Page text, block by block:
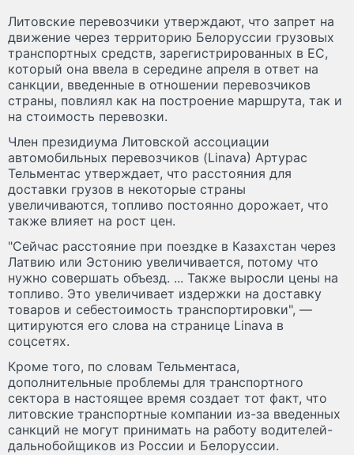
Литовские перевозчики утверждают, что запрет на
движение через территорию Белоруссии грузовых
транспортных средств, зарегистрированных в ЕС,
который она ввела в середине апреля в ответ на
санкции, введенные в отношении перевозчиков
страны, повлиял как на построение маршрута, так и
на стоимость перевозки.
Член президиума Литовской ассоциации
автомобильных перевозчиков (Linava) Артурас
Тельментас утверждает, что расстояния для
доставки грузов в некоторые страны
увеличиваются, топливо постоянно дорожает, что
также влияет на рост цен.
"Сейчас расстояние при поездке в Казахстан через
Латвию или Эстонию увеличивается, потому что
нужно совершать объезд. ... Также выросли цены на
топливо. Это увеличивает издержки на доставку
товаров и себестоимость транспортировки", —
цитируются его слова на странице Linava в
соцсетях.
Кроме того, по словам Тельментаса,
дополнительные проблемы для транспортного
сектора в настоящее время создает тот факт, что
литовские транспортные компании из-за введенных
санкций не могут принимать на работу водителей-
дальнобойщиков из России и Белоруссии.